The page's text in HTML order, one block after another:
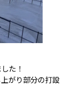
た！
がり部分の打設